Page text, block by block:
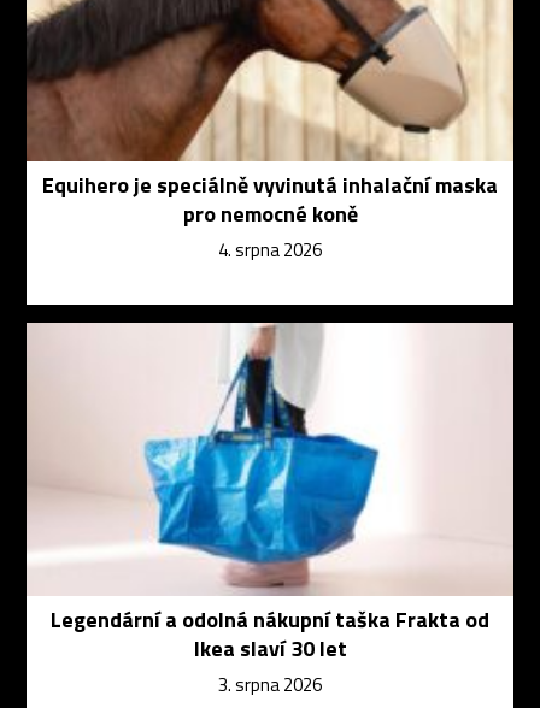
Equihero je speciálně vyvinutá inhalační maska
pro nemocné koně
4. srpna 2026
Legendární a odolná nákupní taška Frakta od
Ikea slaví 30 let
3. srpna 2026